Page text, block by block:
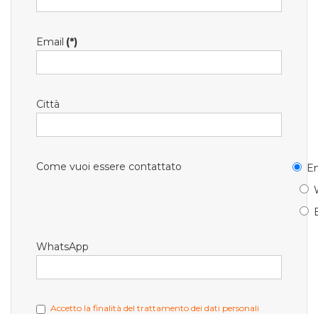
Email (*)
Città
Come vuoi essere contattato
WhatsApp
Accetto la finalità del trattamento dei dati personali